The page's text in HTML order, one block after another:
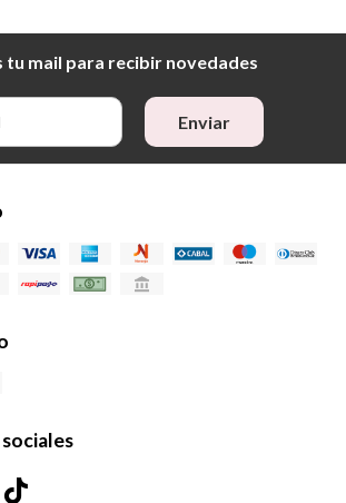
tu mail para recibir novedades
Enviar